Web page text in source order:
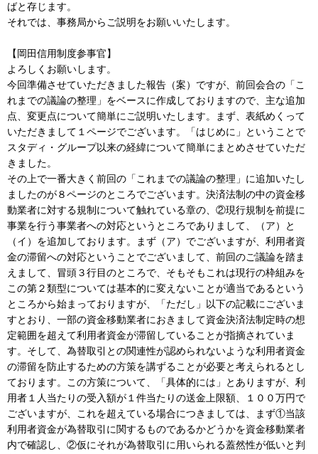
ばと存じます。
それでは、事務局からご説明をお願いいたします。
【岡田信用制度参事官】
よろしくお願いします。
今回準備させていただきました報告（案）ですが、前回会合の「こ
れまでの議論の整理」をベースに作成しておりますので、主な追加
点、変更点について簡単にご説明いたします。まず、表紙めくって
いただきまして１ページでございます。「はじめに」ということで
スタディ・グループ以来の経緯について簡単にまとめさせていただ
きました。
その上で一番大きく前回の「これまでの議論の整理」に追加いたし
ましたのが８ページのところでございます。決済法制の中の資金移
動業者に対する規制について触れている章の、②現行規制を前提に
事業を行う事業者への対応というところでありまして、（ア）と
（イ）を追加しております。まず（ア）でございますが、利用者資
金の滞留への対応ということでございまして、前回のご議論を踏ま
えまして、冒頭３行目のところで、そもそもこれは現行の枠組みを
この第２類型については基本的に変えないことが適当であるという
ところから始まっておりますが、「ただし」以下の記載にございま
すとおり、一部の資金移動業者におきまして資金決済法制定時の想
定範囲を超えて利用者資金が滞留していることが指摘されていま
す。そして、為替取引との関連性が認められないような利用者資金
の滞留を防止するための方策を講ずることが必要と考えられるとし
ております。この方策について、「具体的には」とありますが、利
用者１人当たりの受入額が１件当たりの送金上限額、１００万円で
ございますが、これを超えている場合につきましては、まず①当該
利用者資金が為替取引に関するものであるかどうかを資金移動業者
内で確認し、②仮にそれが為替取引に用いられる蓋然性が低いと判